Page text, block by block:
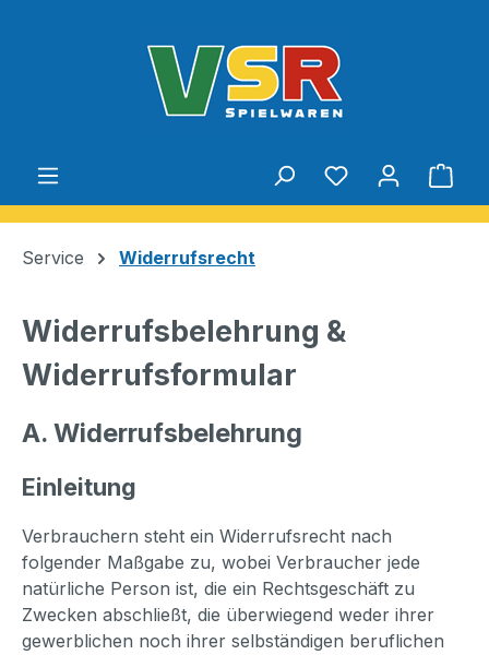
Du hast 0
Service Widerrufsrecht
Widerrufsbelehrung &
Widerrufsformular
A. Widerrufsbelehrung
Einleitung
Verbrauchern steht ein Widerrufsrecht nach
folgender Maßgabe zu, wobei Verbraucher jede
natürliche Person ist, die ein Rechtsgeschäft zu
Zwecken abschließt, die überwiegend weder ihrer
gewerblichen noch ihrer selbständigen beruflichen